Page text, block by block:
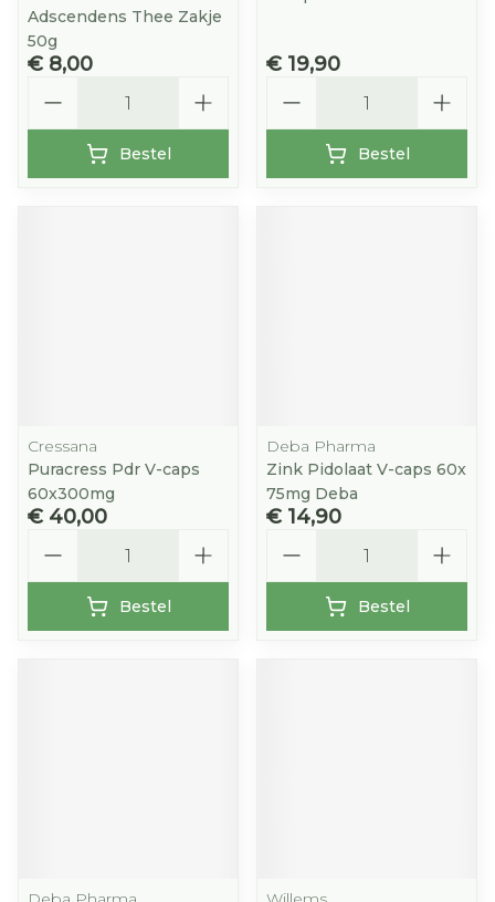
Adscendens Thee Zakje
50g
€ 8,00
Bestel
€ 19,90
Bestel
Cressana
Puracress Pdr V-caps
60x300mg
€ 40,00
Bestel
Deba Pharma
Zink Pidolaat V-caps 60x
75mg Deba
€ 14,90
Bestel